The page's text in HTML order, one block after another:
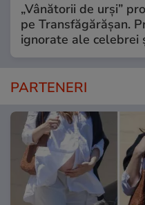
„Vânătorii de urși”
pe Transfăgărășan.
ignorate ale celebrei
PARTENERI